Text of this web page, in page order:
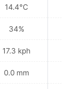
14.4°C
34%
17.3 kph
0.0 mm